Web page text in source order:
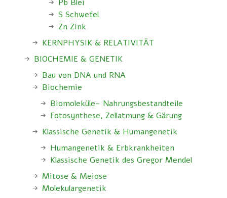
Pb Blei
S Schwefel
Zn Zink
KERNPHYSIK & RELATIVITÄT
BIOCHEMIE & GENETIK
Bau von DNA und RNA
Biochemie
Biomoleküle- Nahrungsbestandteile
Fotosynthese, Zellatmung & Gärung
Klassische Genetik & Humangenetik
Humangenetik & Erbkrankheiten
Klassische Genetik des Gregor Mendel
Mitose & Meiose
Molekulargenetik